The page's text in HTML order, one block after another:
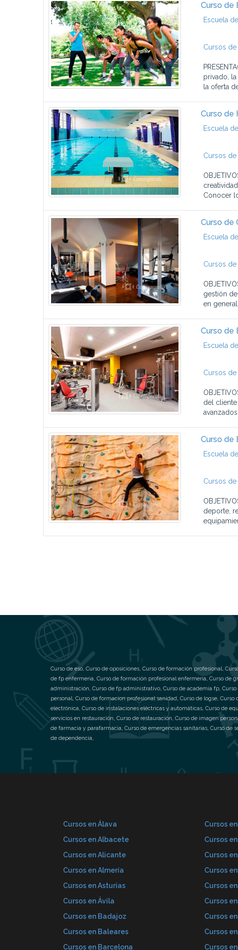
Curso de
Escuela
Cursos
privado,
la oferta
Curso de
Escuela
Cursos
Conocer
Curso de
Escuela
Cursos
gestión
en
Curso de
Escuela
Cursos
del
Curso de
Escuela
Cursos
deporte,
Curso de eso, Curso de oposiciones, Curso de formación profesional,
de fp enfermeria, Curso de formación profesional enfermeria, Curso de
administración, Curso de fp administrativo, Curso de academia fp,
personal, Curso de formacion profesional sanidad, Curso de logse, Curso
electrónica, Curso de instalaciones eléctricas y automáticas, Curso de
servicios en restauración, Curso de restauración, Curso de imagen
de farmacia y parafarmacia, Curso de emergencias sanitarias, Curso de
de dependencia,
Cursos en Álava
Cursos en Albacete
Cursos en Alicante
Cursos en Almería
Cursos en Asturias
Cursos en Ávila
Cursos en Badajoz
Cursos en Baleares
Cursos en Barcelona
Cursos
Cursos
Cursos
Cursos
Cursos
Cursos
Cursos
Cursos
Cursos